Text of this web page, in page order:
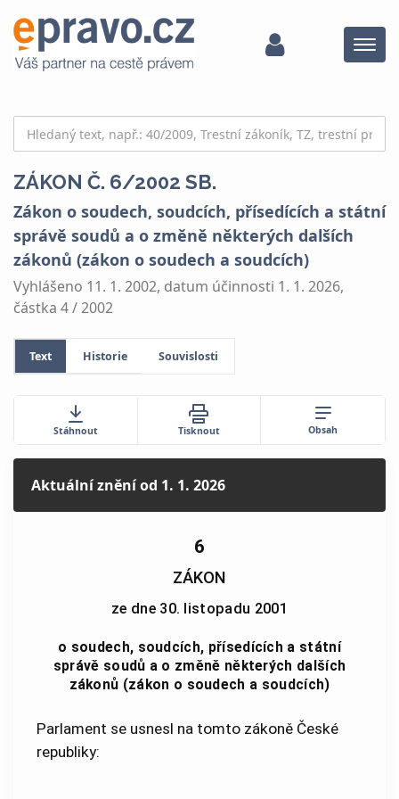
Menu
ZÁKON Č. 6/2002 SB.
Zákon o soudech, soudcích, přísedících a státní
správě soudů a o změně některých dalších
zákonů (zákon o soudech a soudcích)
Vyhlášeno 11. 1. 2002, datum účinnosti 1. 1. 2026,
částka 4 / 2002
Text Historie Souvislosti
Stáhnout Tisknout Obsah
Aktuální zněníod 1. 1. 2026
6
ZÁKON
ze dne 30. listopadu 2001
o soudech, soudcích, přísedících a státní
správě soudů a o změně některých dalších
zákonů (zákon o soudech a soudcích)
Parlament se usnesl na tomto zákoně České
republiky: